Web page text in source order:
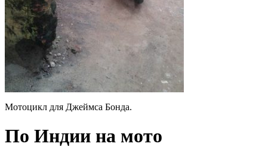
Мотоцикл для Джеймса Бонда.
По Индии на мото